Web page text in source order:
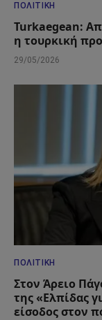
ΠΟΛΙΤΙΚΉ
Turkaegean:
η τουρκική
29/05/2026
ΠΟΛΙΤΙΚΉ
Στον Άρειο
της «Ελπίδας
είσοδος στον